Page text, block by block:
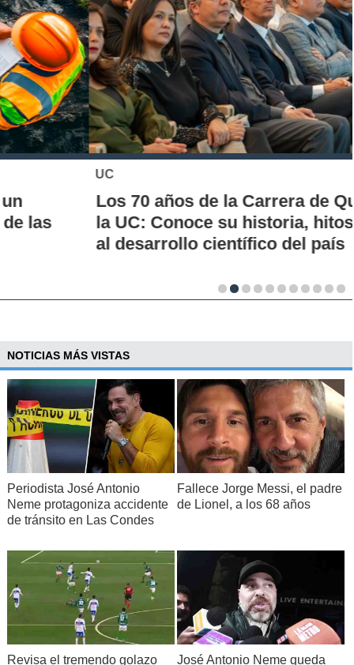
Los 70 años de la Carrera de Química de
la UC: Conoce su historia, hitos y aporte
al desarrollo científico del país
NOTICIAS MÁS VISTAS
Periodista José Antonio
Neme protagoniza accidente
de tránsito en Las Condes
Fallece Jorge Messi, el padre
de Lionel, a los 68 años
Revisa el tremendo golazo
José Antonio Neme queda